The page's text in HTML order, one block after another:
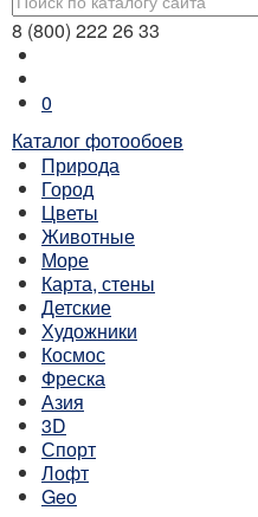
8 (800) 222 26 33
0
Каталог фотообоев
Природа
Город
Цветы
Животные
Море
Карта, стены
Детские
Художники
Космос
Фреска
Азия
3D
Спорт
Лофт
Geo